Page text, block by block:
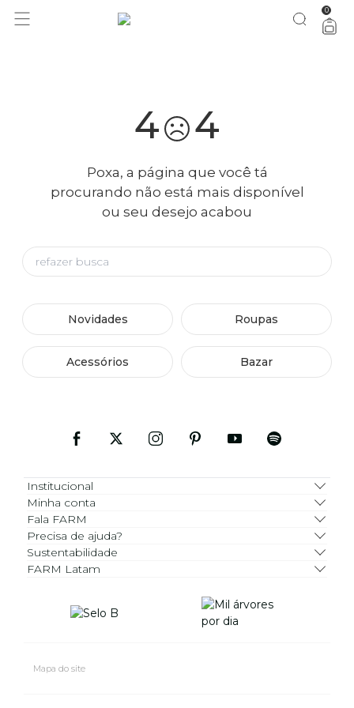
você merece 30% OFF pra comemorar com a gente aproveita! 0
4 4
Poxa, a página que você tá
procurando não está mais disponível
ou seu desejo acabou
Novidades Roupas
Acessórios Bazar
Institucional
Minha conta
Fala FARM
Precisa de ajuda?
Sustentabilidade
FARM Latam
Mapa do site